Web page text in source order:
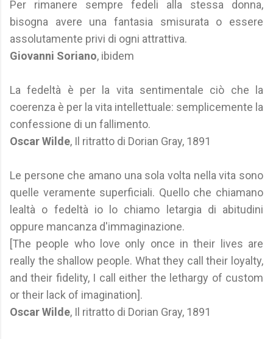
Per rimanere sempre fedeli alla stessa donna,
bisogna avere una fantasia smisurata o essere
assolutamente privi di ogni attrattiva.
Giovanni Soriano, ibidem
La fedeltà è per la vita sentimentale ciò che la
coerenza è per la vita intellettuale: semplicemente la
confessione di un fallimento.
Oscar Wilde, Il ritratto di Dorian Gray, 1891
Le persone che amano una sola volta nella vita sono
quelle veramente superficiali. Quello che chiamano
lealtà o fedeltà io lo chiamo letargia di abitudini
oppure mancanza d'immaginazione.
[The people who love only once in their lives are
really the shallow people. What they call their loyalty,
and their fidelity, I call either the lethargy of custom
or their lack of imagination].
Oscar Wilde, Il ritratto di Dorian Gray, 1891